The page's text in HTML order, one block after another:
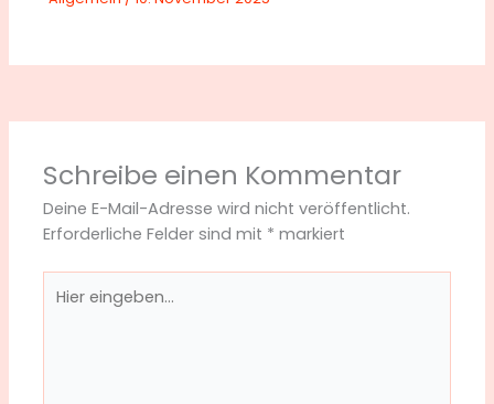
Schreibe einen Kommentar
Deine E-Mail-Adresse wird nicht veröffentlicht.
Erforderliche Felder sind mit * markiert
eingeben…